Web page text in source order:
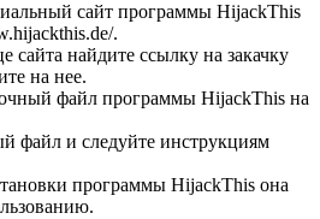
сайт программы HijackThis
.
сайта найдите ссылку на закачку
на нее.
файл программы HijackThis на
файл и следуйте инструкциям
программы HijackThis она